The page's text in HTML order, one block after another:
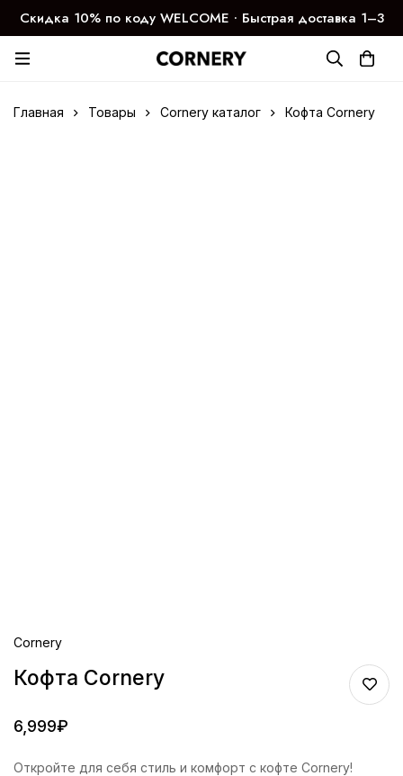
Скидка 10% по коду WELCOME ∙ Быстрая доставка 1–3
дня
Главная Товары Cornery каталог Кофта Cornery
Cornery
Кофта Cornery
6,999₽
Откройте для себя стиль и комфорт с кофте Cornery!